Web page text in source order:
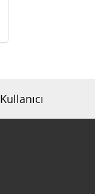
Kullanıcı